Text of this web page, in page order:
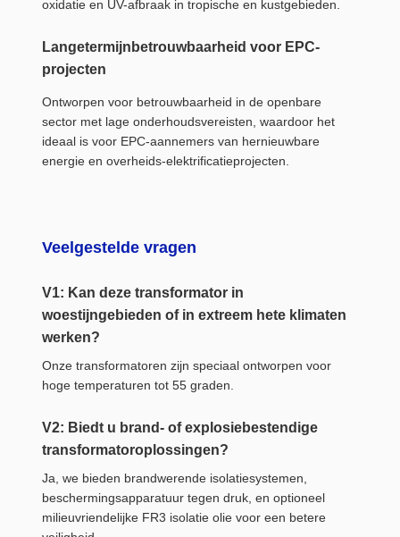
oxidatie en UV-afbraak in tropische en kustgebieden.
Langetermijnbetrouwbaarheid voor EPC-
projecten
Ontworpen voor betrouwbaarheid in de openbare
sector met lage onderhoudsvereisten, waardoor het
ideaal is voor EPC-aannemers van hernieuwbare
energie en overheids-elektrificatieprojecten.
Veelgestelde vragen
V1: Kan deze transformator in
woestijngebieden of in extreem hete klimaten
werken?
Onze transformatoren zijn speciaal ontworpen voor
hoge temperaturen tot 55 graden.
V2: Biedt u brand- of explosiebestendige
transformatoroplossingen?
Ja, we bieden brandwerende isolatiesystemen,
beschermingsapparatuur tegen druk, en optioneel
milieuvriendelijke FR3 isolatie olie voor een betere